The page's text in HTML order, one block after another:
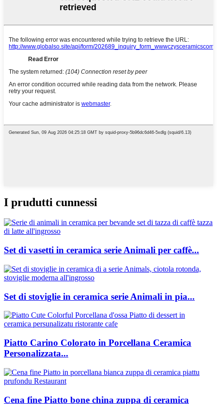
I prudutti cunnessi
Set di vasetti in ceramica serie Animali per caffè...
Set di stoviglie in ceramica serie Animali in pia...
Piatto Carino Colorato in Porcellana Ceramica
Personalizzata...
Cena fine Piatto bone china zuppa di ceramica